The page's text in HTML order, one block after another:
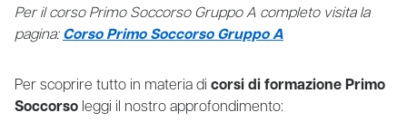
Per il corso Primo Soccorso Gruppo A completo visita la
pagina: Corso Primo Soccorso Gruppo A
Per scoprire tutto in materia di corsi di formazione Primo
Soccorso leggi il nostro approfondimento: